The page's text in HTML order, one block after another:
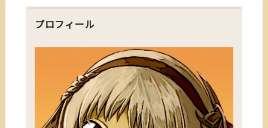
プロフィール